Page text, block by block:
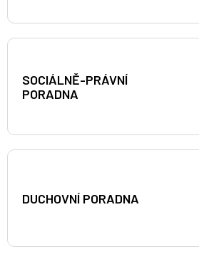
SOCIÁLNĚ-PRÁVNÍ
PORADNA
DUCHOVNÍ PORADNA